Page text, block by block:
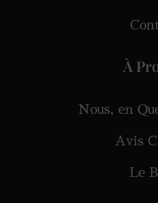
À
Nous, en
Avis
Le